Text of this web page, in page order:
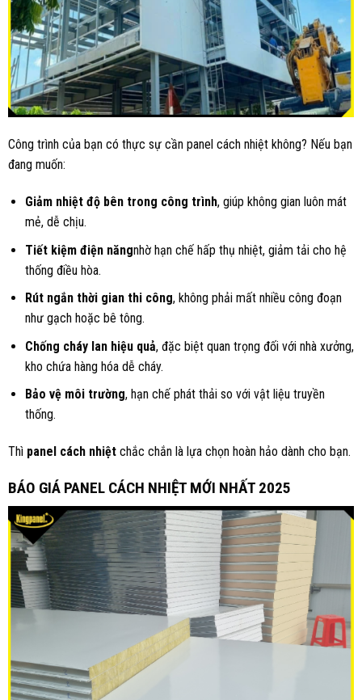
Công trình của bạn có thực sự cần panel cách nhiệt không? Nếu bạn
đang muốn:
Giảm nhiệt độ bên trong công trình, giúp không gian luôn mát
mẻ, dễ chịu.
Tiết kiệm điện năngnhờ hạn chế hấp thụ nhiệt, giảm tải cho hệ
thống điều hòa.
Rút ngắn thời gian thi công, không phải mất nhiều công đoạn
như gạch hoặc bê tông.
Chống cháy lan hiệu quả, đặc biệt quan trọng đối với nhà xưởng,
kho chứa hàng hóa dễ cháy.
Bảo vệ môi trường, hạn chế phát thải so với vật liệu truyền
thống.
Thì panel cách nhiệt chắc chắn là lựa chọn hoàn hảo dành cho bạn.
BÁO GIÁ PANEL CÁCH NHIỆT MỚI NHẤT 2025